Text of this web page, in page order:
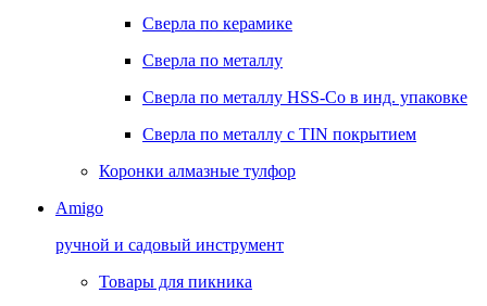
Сверла по керамике
Сверла по металлу
Сверла по металлу HSS-Co в инд. упаковке
Сверла по металлу с TIN покрытием
Коронки алмазные тулфор
Amigo
ручной и садовый инструмент
Товары для пикника